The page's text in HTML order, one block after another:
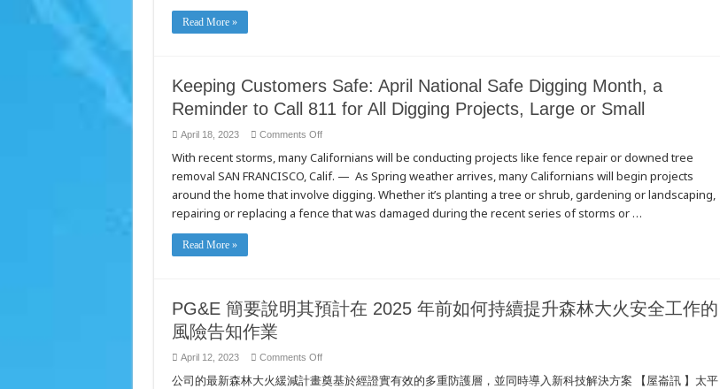
811
Read More »
Keeping Customers Safe: April National Safe Digging Month, a
Reminder to Call 811 for All Digging Projects, Large or Small
April 18, 2023 Comments Offon
Customers
Safe:
April
Safe
Digging
Month,
Digging
Projects,
With recent storms, many Californians will be conducting projects like fence repair or downed tree
removal SAN FRANCISCO, Calif. — As Spring weather arrives, many Californians will begin projects
around the home that involve digging. Whether it’s planting a tree or shrub, gardening or landscaping,
repairing or replacing a fence that was damaged during the recent series of storms or …
Read More »
PG&E 簡要說明其預計在 2025 年前如何持續提升森林大火安全工作的
風險告知作業
April 12, 2023 Comments Offon
簡
公司的最新森林大火緩減計畫奠基於經證實有效的多重防護層，並同時導入新科技解決方案 【屋崙訊 】太平